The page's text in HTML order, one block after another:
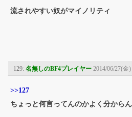
流されやすい奴がマイノリティ
129: 名無しのBF4プレイヤー 2014/06/27(金
>>127
ちょっと何言ってんのかよく分からん